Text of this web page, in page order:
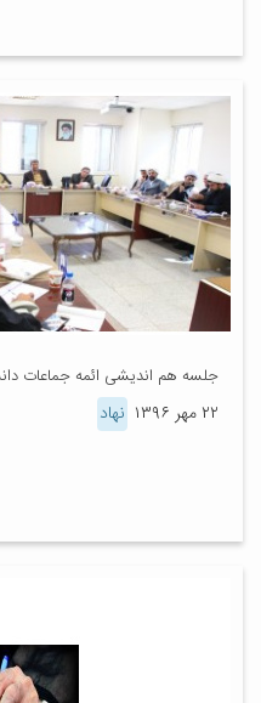
جلسه هم اندیشی ائمه جماعات
۲۲ مهر ۱۳۹۶ نهاد